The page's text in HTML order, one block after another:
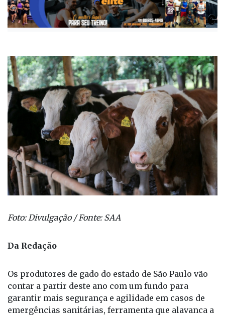
Foto: Divulgação / Fonte: SAA
Da Redação
Os produtores de gado do estado de São Paulo vão
contar a partir deste ano com um fundo para
garantir mais segurança e agilidade em casos de
emergências sanitárias, ferramenta que alavanca a